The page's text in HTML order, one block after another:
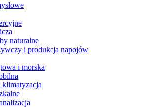
naturalne
i produkcja napojów
i morska
klimatyzacja